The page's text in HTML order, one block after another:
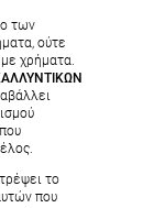
των
ούτε
χρήματα.
το
που